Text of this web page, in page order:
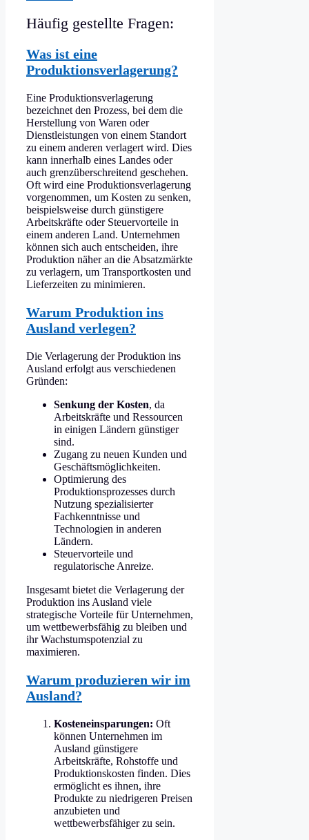
Häufig gestellte Fragen:
Was ist eine
Produktionsverlagerung?
Eine Produktionsverlagerung
bezeichnet den Prozess, bei dem die
Herstellung von Waren oder
Dienstleistungen von einem Standort
zu einem anderen verlagert wird. Dies
kann innerhalb eines Landes oder
auch grenzüberschreitend geschehen.
Oft wird eine Produktionsverlagerung
vorgenommen, um Kosten zu senken,
beispielsweise durch günstigere
Arbeitskräfte oder Steuervorteile in
einem anderen Land. Unternehmen
können sich auch entscheiden, ihre
Produktion näher an die Absatzmärkte
zu verlagern, um Transportkosten und
Lieferzeiten zu minimieren.
Warum Produktion ins
Ausland verlegen?
Die Verlagerung der Produktion ins
Ausland erfolgt aus verschiedenen
Gründen:
Senkung der Kosten, da
Arbeitskräfte und Ressourcen
in einigen Ländern günstiger
sind.
Zugang zu neuen Kunden und
Geschäftsmöglichkeiten.
Optimierung des
Produktionsprozesses durch
Nutzung spezialisierter
Fachkenntnisse und
Technologien in anderen
Ländern.
Steuervorteile und
regulatorische Anreize.
Insgesamt bietet die Verlagerung der
Produktion ins Ausland viele
strategische Vorteile für Unternehmen,
um wettbewerbsfähig zu bleiben und
ihr Wachstumspotenzial zu
maximieren.
Warum produzieren wir im
Ausland?
Kosteneinsparungen: Oft
können Unternehmen im
Ausland günstigere
Arbeitskräfte, Rohstoffe und
Produktionskosten finden. Dies
ermöglicht es ihnen, ihre
Produkte zu niedrigeren Preisen
anzubieten und
wettbewerbsfähiger zu sein.